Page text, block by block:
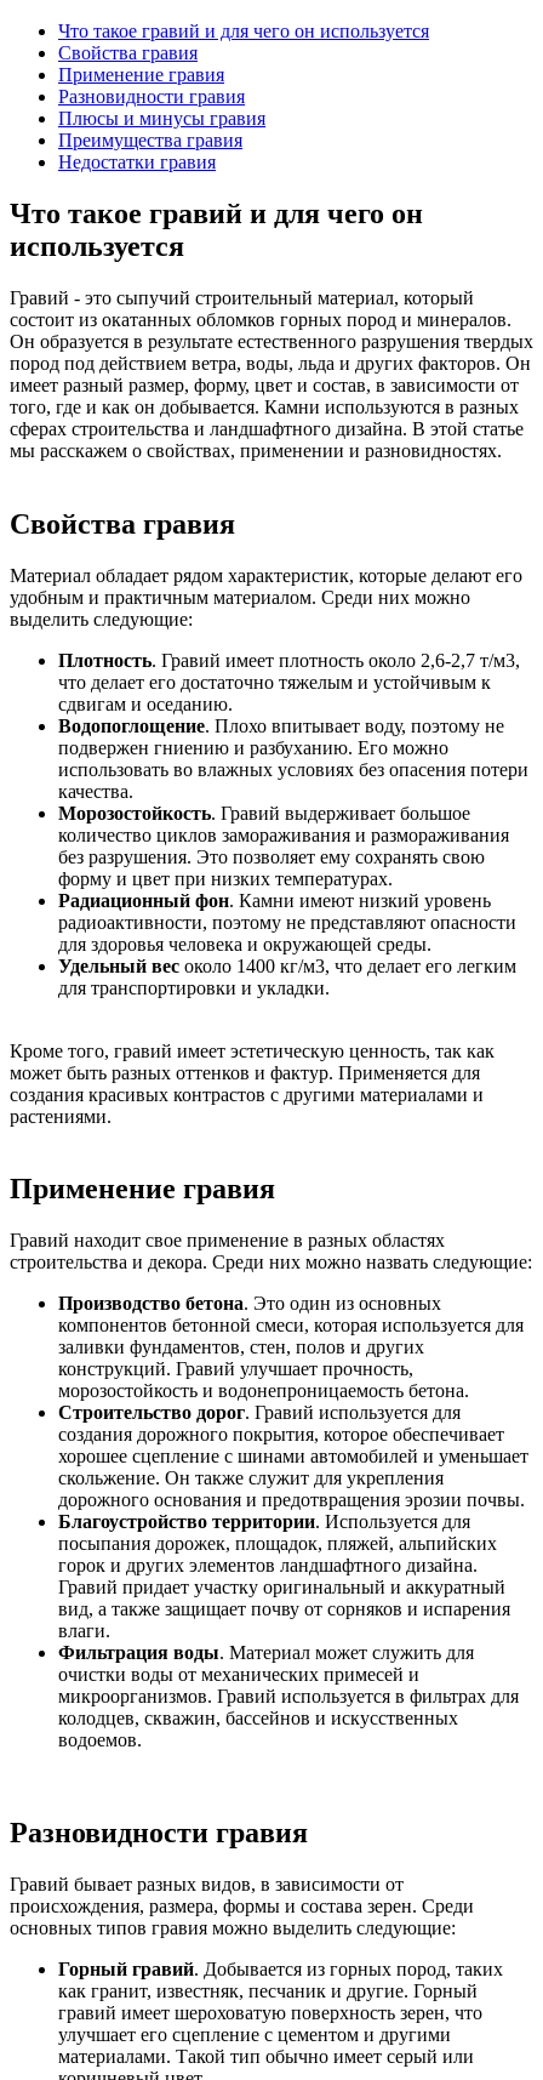
Что такое гравий и для чего он используется
Свойства гравия
Применение гравия
Разновидности гравия
Плюсы и минусы гравия
Преимущества гравия
Недостатки гравия
Что такое гравий и для чего он
используется
Гравий - это сыпучий строительный материал, который
состоит из окатанных обломков горных пород и минералов.
Он образуется в результате естественного разрушения твердых
пород под действием ветра, воды, льда и других факторов. Он
имеет разный размер, форму, цвет и состав, в зависимости от
того, где и как он добывается. Камни используются в разных
сферах строительства и ландшафтного дизайна. В этой статье
мы расскажем о свойствах, применении и разновидностях.
Свойства гравия
Материал обладает рядом характеристик, которые делают его
удобным и практичным материалом. Среди них можно
выделить следующие:
Плотность. Гравий имеет плотность около 2,6-2,7 т/м3,
что делает его достаточно тяжелым и устойчивым к
сдвигам и оседанию.
Водопоглощение. Плохо впитывает воду, поэтому не
подвержен гниению и разбуханию. Его можно
использовать во влажных условиях без опасения потери
качества.
Морозостойкость. Гравий выдерживает большое
количество циклов замораживания и размораживания
без разрушения. Это позволяет ему сохранять свою
форму и цвет при низких температурах.
Радиационный фон. Камни имеют низкий уровень
радиоактивности, поэтому не представляют опасности
для здоровья человека и окружающей среды.
Удельный вес около 1400 кг/м3, что делает его легким
для транспортировки и укладки.
Кроме того, гравий имеет эстетическую ценность, так как
может быть разных оттенков и фактур. Применяется для
создания красивых контрастов с другими материалами и
растениями.
Применение гравия
Гравий находит свое применение в разных областях
строительства и декора. Среди них можно назвать следующие:
Производство бетона. Это один из основных
компонентов бетонной смеси, которая используется для
заливки фундаментов, стен, полов и других
конструкций. Гравий улучшает прочность,
морозостойкость и водонепроницаемость бетона.
Строительство дорог. Гравий используется для
создания дорожного покрытия, которое обеспечивает
хорошее сцепление с шинами автомобилей и уменьшает
скольжение. Он также служит для укрепления
дорожного основания и предотвращения эрозии почвы.
Благоустройство территории. Используется для
посыпания дорожек, площадок, пляжей, альпийских
горок и других элементов ландшафтного дизайна.
Гравий придает участку оригинальный и аккуратный
вид, а также защищает почву от сорняков и испарения
влаги.
Фильтрация воды. Материал может служить для
очистки воды от механических примесей и
микроорганизмов. Гравий используется в фильтрах для
колодцев, скважин, бассейнов и искусственных
водоемов.
Разновидности гравия
Гравий бывает разных видов, в зависимости от
происхождения, размера, формы и состава зерен. Среди
основных типов гравия можно выделить следующие:
Горный гравий. Добывается из горных пород, таких
как гранит, известняк, песчаник и другие. Горный
гравий имеет шероховатую поверхность зерен, что
улучшает его сцепление с цементом и другими
материалами. Такой тип обычно имеет серый или